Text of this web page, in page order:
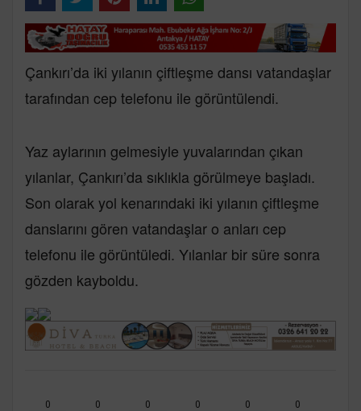
Çankırı’da iki yılanın çiftleşme dansı vatandaşlar
tarafından cep telefonu ile görüntülendi.
Yaz aylarının gelmesiyle yuvalarından çıkan
yılanlar, Çankırı’da sıklıkla görülmeye başladı.
Son olarak yol kenarındaki iki yılanın çiftleşme
danslarını gören vatandaşlar o anları cep
telefonu ile görüntüledi. Yılanlar bir süre sonra
gözden kayboldu.
0 0 0 0 0 0